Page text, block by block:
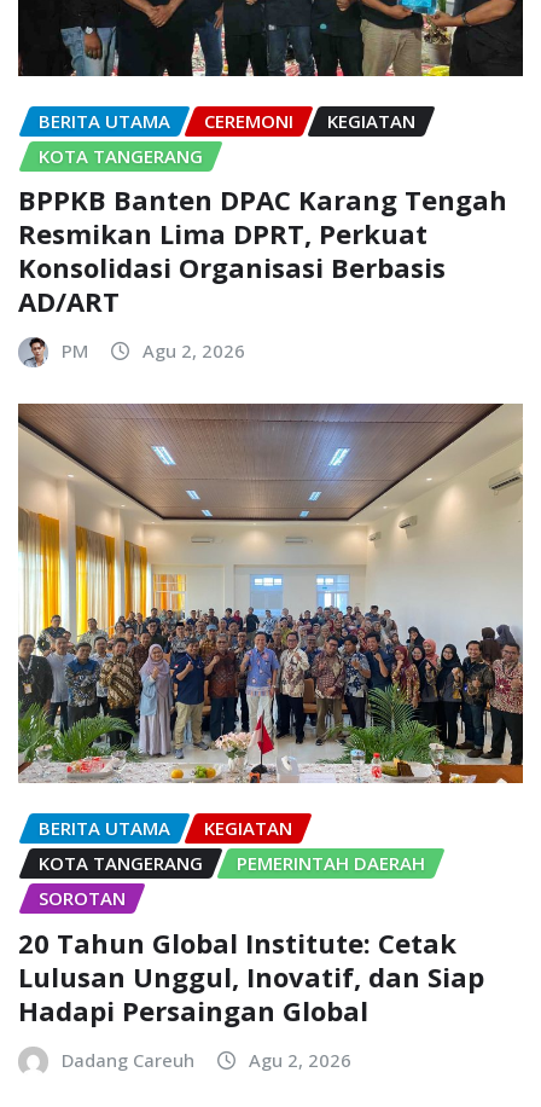
BERITA UTAMA CEREMONI
KEGIATAN
KOTA TANGERANG
BPPKB Banten DPAC Karang Tengah
Resmikan Lima DPRT, Perkuat
Konsolidasi Organisasi Berbasis
AD/ART
PM Agu 2, 2026
BERITA UTAMA
KEGIATAN
KOTA TANGERANG
PEMERINTAH DAERAH
SOROTAN
20 Tahun Global Institute: Cetak
Lulusan Unggul, Inovatif, dan Siap
Hadapi Persaingan Global
Dadang Careuh Agu 2, 2026